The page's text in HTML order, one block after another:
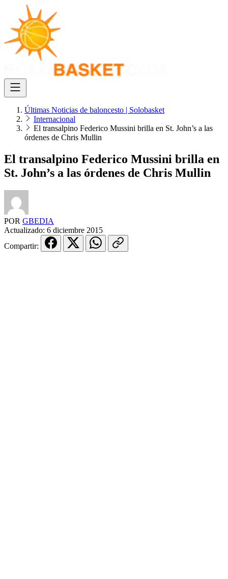
Últimas Noticias de baloncesto | Solobasket
Internacional
El transalpino Federico Mussini brilla en St. John’s a las
órdenes de Chris Mullin
El transalpino Federico Mussini brilla en
St. John’s a las órdenes de Chris Mullin
POR GBEDIA
Actualizado: 6 diciembre 2015
Compartir: